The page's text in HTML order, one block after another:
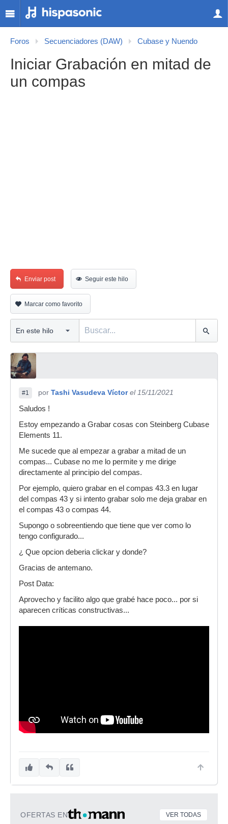
Foros Secuenciadores (DAW) Cubase y Nuendo
Iniciar Grabación en mitad de
un compas
Enviar post Seguir este hilo
Marcar como favorito
#1 por Tashi Vasudeva Víctor el 15/11/2021
Saludos !
Estoy empezando a Grabar cosas con Steinberg Cubase
Elements 11.
Me sucede que al empezar a grabar a mitad de un
compas... Cubase no me lo permite y me dirige
directamente al principio del compas.
Por ejemplo, quiero grabar en el compas 43.3 en lugar
del compas 43 y si intento grabar solo me deja grabar en
el compas 43 o compas 44.
Supongo o sobreentiendo que tiene que ver como lo
tengo configurado...
¿ Que opcion deberia clickar y donde?
Gracias de antemano.
Post Data:
Aprovecho y facilito algo que grabé hace poco... por si
aparecen críticas constructivas...
OFERTAS EN VER TODAS